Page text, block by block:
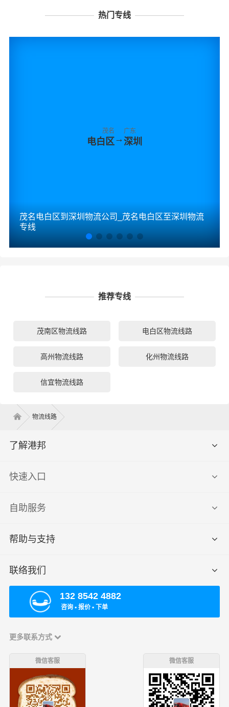
热门专线
茂名
电白区→
广东
深圳
茂名电白区到深圳物流公司_茂名电白区至深圳物流
专线
推荐专线
茂南区物流线路 电白区物流线路
高州物流线路 化州物流线路
信宜物流线路
物流线路
了解港邦
快速入口
自助服务
帮助与支持
联络我们
132 8542 4882
咨询 ▪ 报价 ▪ 下单
更多联系方式
微信客服 微信客服